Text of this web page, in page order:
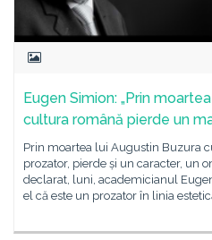
Eugen Simion: „Prin
cultura română pierde un
Prin moartea lui Augustin Buzura
prozator, pierde și un caracter, un
declarat, luni, academicianul
el că este un prozator în linia